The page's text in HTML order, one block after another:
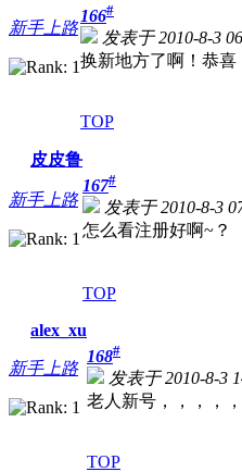
新手上路
166#
发表于 2010-8-3
换新地方了啊！恭喜
TOP
皮皮鲁
新手上路
167#
发表于 2010-8-3
怎么看注册好啊~？
TOP
alex_xu
新手上路
168#
发表于 2010-8-3
老人新号，，，，，
TOP